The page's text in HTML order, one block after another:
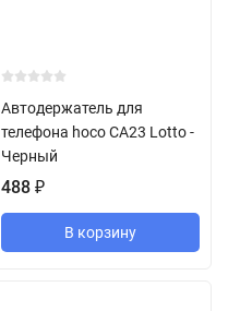
Автодержатель для
телефона hoco CA23 Lotto -
Черный
488 ₽
В корзину